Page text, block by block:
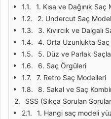
1. Kısa ve Dağınık Saç
2. Undercut Saç
3. Kıvırcık ve Dalgalı
4. Orta Uzunlukta
5. Düz ve Parlak
6. Saç Örgüleri
7. Retro Saç Modelleri
8. Sakal ve Saç
SSS (Sıkça Sorulan
1. Hangi saç modeli